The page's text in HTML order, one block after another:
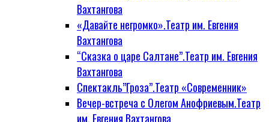
Вахтангова
«Давайте негромко».Театр им. Евгения
Вахтангова
“Сказка о царе Салтане”.Театр им. Евгения
Вахтангова
Спектакль”Гроза”.Театр «Современник»
Вечер-встреча с Олегом Анофриевым.Театр
им. Евгения Вахтангова